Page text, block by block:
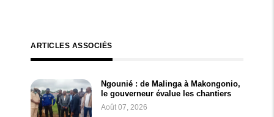
ARTICLES ASSOCIÉS
Ngounié : de Malinga à Makongonio,
le gouverneur évalue les chantiers
Août 07, 2026